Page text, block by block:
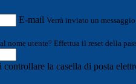
E-mail Verrà inviato un
nome utente? Effettua il reset della
la casella di posta